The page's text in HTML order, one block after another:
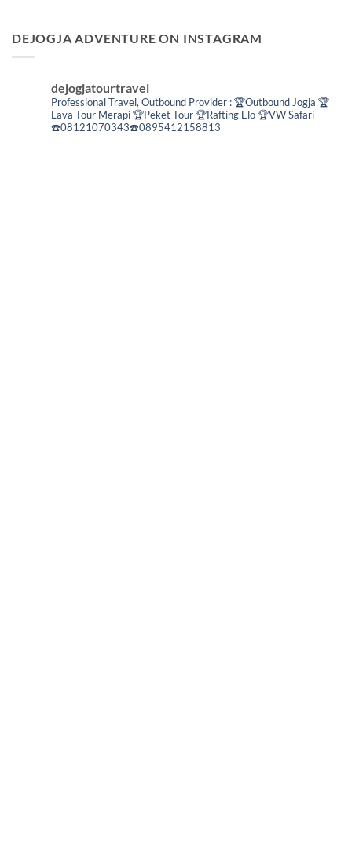
DEJOGJA ADVENTURE ON INSTAGRAM
dejogjatourtravel
Professional Travel,Outbound Provider :🏆Outbound Jogja 🏆
Lava Tour Merapi🏆Peket Tour🏆Rafting Elo🏆VW Safari
☎️08121070343☎️0895412158813